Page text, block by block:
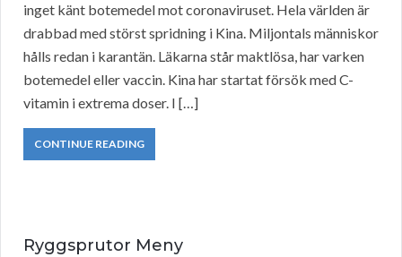
inget känt botemedel mot coronaviruset. Hela världen är
drabbad med störst spridning i Kina. Miljontals människor
hålls redan i karantän. Läkarna står maktlösa, har varken
botemedel eller vaccin. Kina har startat försök med C-
vitamin i extrema doser. I […]
CONTINUE READING
Ryggsprutor Meny